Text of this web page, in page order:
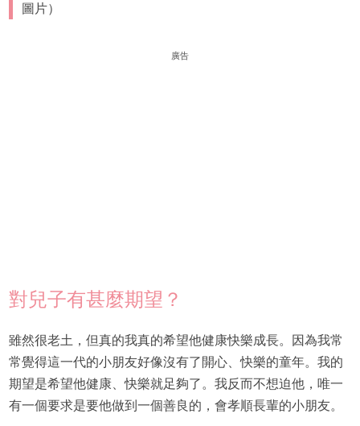
圖片）
廣告
對兒子有甚麼期望？
雖然很老土，但真的我真的希望他健康快樂成長。因為我常
常覺得這一代的小朋友好像沒有了開心、快樂的童年。我的
期望是希望他健康、快樂就足夠了。我反而不想迫他，唯一
有一個要求是要他做到一個善良的，會孝順長輩的小朋友。